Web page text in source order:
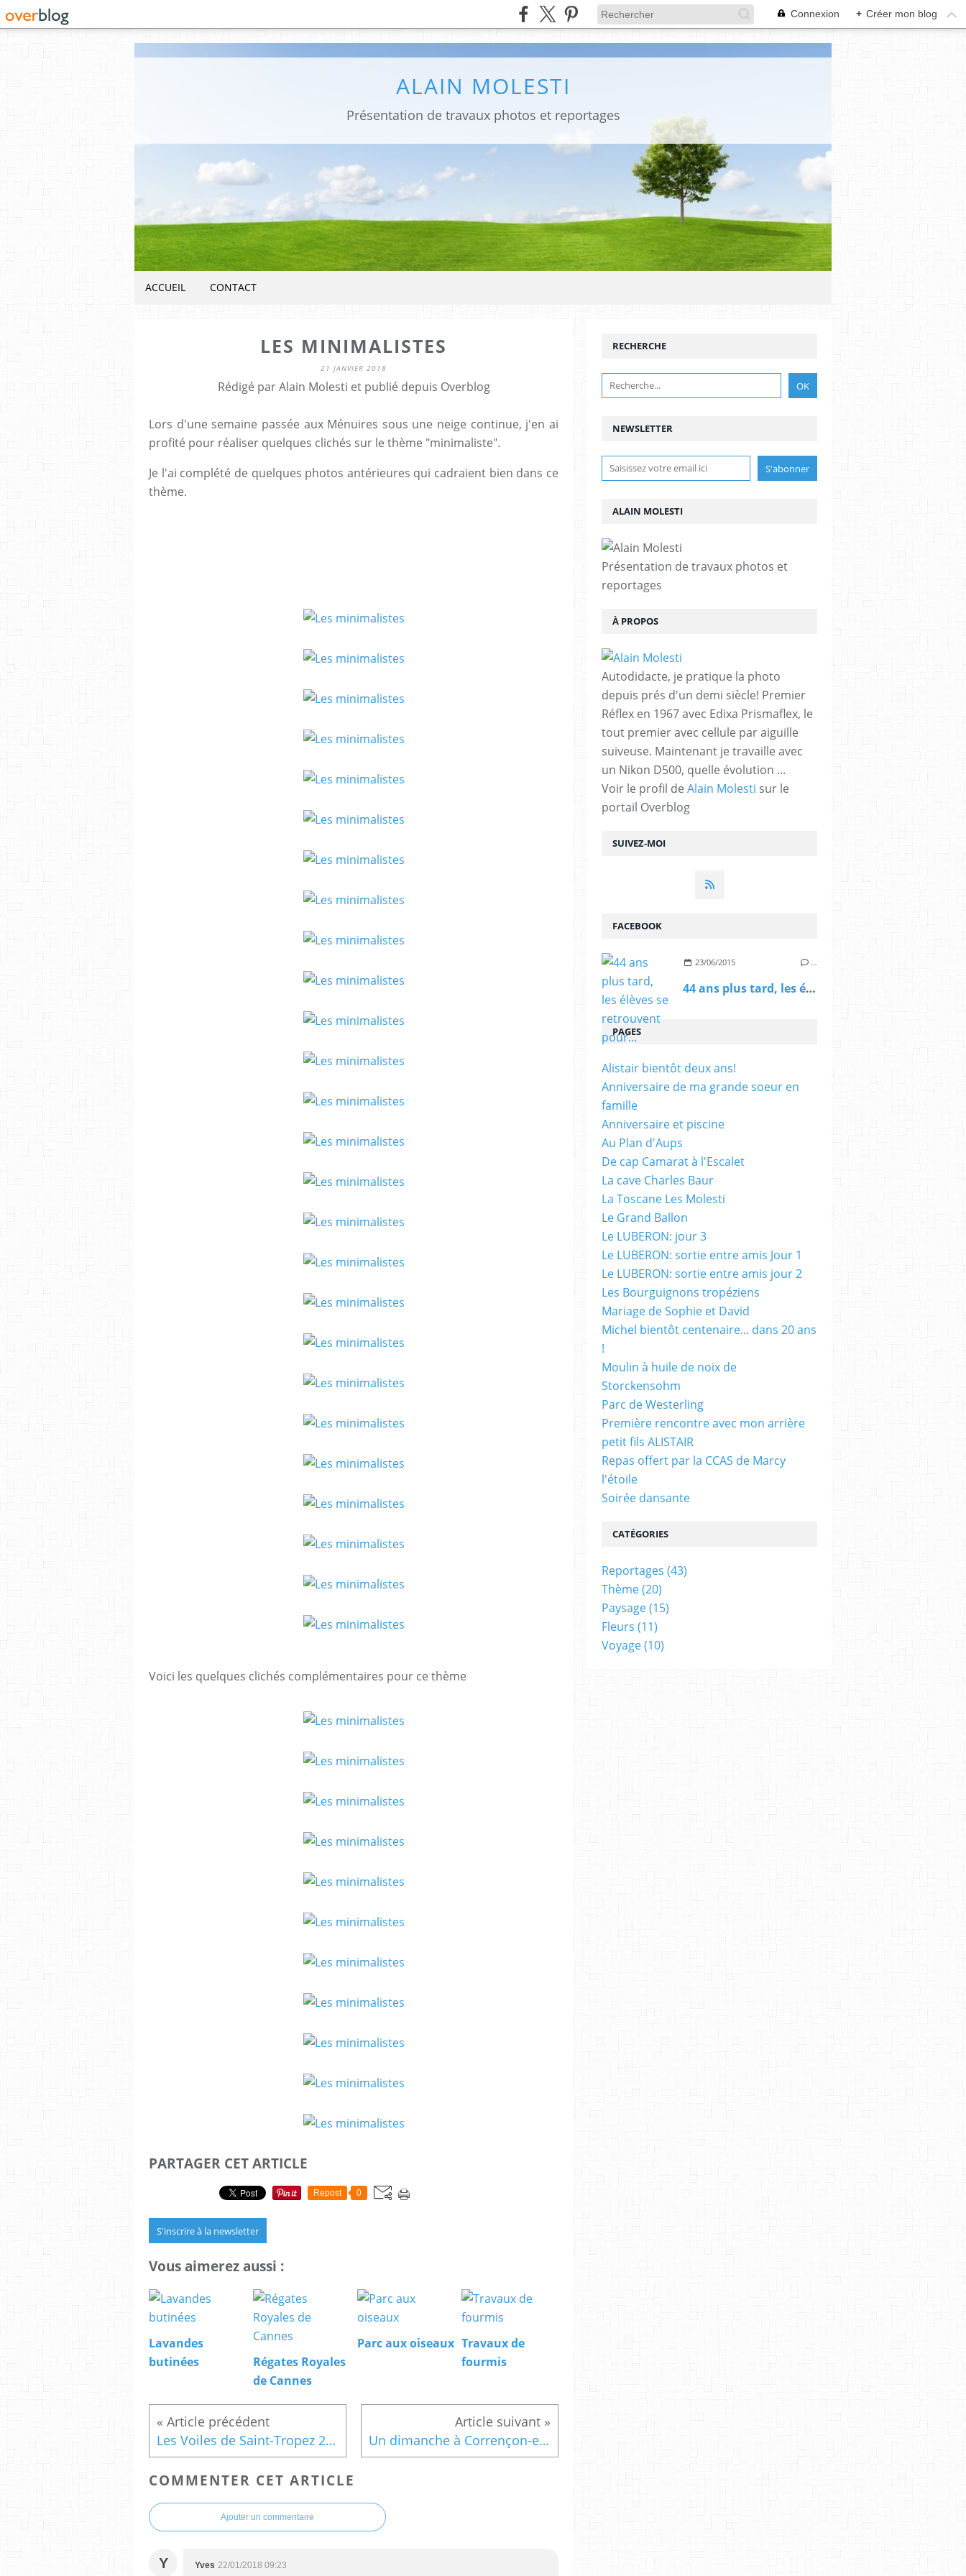
Connexion + Créer mon blog
ALAIN MOLESTI
Présentation de travaux photos et reportages
ACCUEIL CONTACT
LES MINIMALISTES
21 JANVIER 2018
Rédigé par Alain Molesti et publié depuis Overblog
Lors d'une semaine passée aux Ménuires sous une neige continue, j'en ai
profité pour réaliser quelques clichés sur le thème "minimaliste".
Je l'ai complété de quelques photos antérieures qui cadraient bien dans ce
thème.
Voici les quelques clichés complémentaires pour ce thème
PARTAGER CET ARTICLE
Repost 0
S'inscrire à la newsletter
Vous aimerez aussi :
Lavandes
butinées
Régates Royales
de Cannes
Parc aux oiseaux Travaux de
fourmis
Les Voiles de Saint-Tropez 2017 Un dimanche à Corrençon-en-vercors
COMMENTER CET ARTICLE
Ajouter un commentaire
Y Yves 22/01/2018 09:23
NEWSLETTER
SUIVEZ-MOI
RECHERCHE
ALAIN MOLESTI
Présentation de travaux photos et
reportages
À PROPOS
Autodidacte, je pratique la photo
depuis prés d'un demi siècle! Premier
Réflex en 1967 avec Edixa Prismaflex, le
tout premier avec cellule par aiguille
suiveuse. Maintenant je travaille avec
un Nikon D500, quelle évolution ...
Voir le profil de Alain Molesti sur le
portail Overblog
FACEBOOK
23/06/2015 …
44 ans plus tard, les élèves se retrouvent pour...
PAGES
Alistair bientôt deux ans!
Anniversaire de ma grande soeur en
famille
Anniversaire et piscine
Au Plan d'Aups
De cap Camarat à l'Escalet
La cave Charles Baur
La Toscane Les Molesti
Le Grand Ballon
Le LUBERON: jour 3
Le LUBERON: sortie entre amis Jour 1
Le LUBERON: sortie entre amis jour 2
Les Bourguignons tropéziens
Mariage de Sophie et David
Michel bientôt centenaire... dans 20 ans
!
Moulin à huile de noix de
Storckensohm
Parc de Westerling
Première rencontre avec mon arrière
petit fils ALISTAIR
Repas offert par la CCAS de Marcy
l'étoile
Soirée dansante
CATÉGORIES
Reportages (43)
Thème(20)
Paysage(15)
Fleurs (11)
Voyage(10)